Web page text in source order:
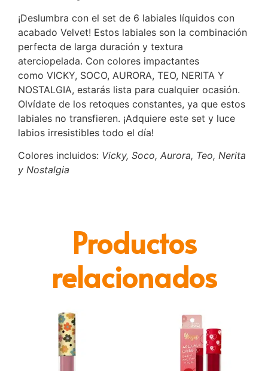
¡Deslumbra con el set de 6 labiales líquidos con
acabado Velvet! Estos labiales son la combinación
perfecta de larga duración y textura
aterciopelada. Con colores impactantes
como VICKY, SOCO, AURORA, TEO, NERITA Y
NOSTALGIA, estarás lista para cualquier ocasión.
Olvídate de los retoques constantes, ya que estos
labiales no transfieren. ¡Adquiere este set y luce
labios irresistibles todo el día!
Colores incluidos: Vicky, Soco, Aurora, Teo, Nerita
y Nostalgia
Productos
relacionados